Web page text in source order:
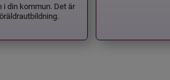
din kommun. Det är